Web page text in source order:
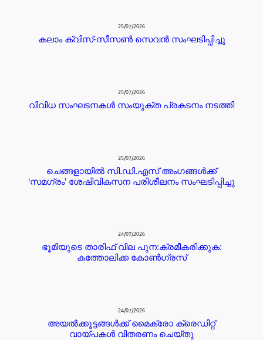
25/07/2026
കലാം ക്വിസ്-സീസൺ സെവൻ സംഘടിപ്പിച്ചു
25/07/2026
വിവിധ സംഘടനകൾ സംയുക്ത പ്രകടനം നടത്തി
25/07/2026
ചെങ്ങളായിൽ സി.ഡി.എസ് അംഗങ്ങൾക്ക്
‘സമഗ്രം’ ശേഷിവികസന പരിശീലനം സംഘടിപ്പിച്ചു
24/07/2026
ഭൂമിയുടെ താരിഫ് വില പുന:ക്രമീകരിക്കുക:
കത്തോലിക്ക കോൺഗ്രസ്
24/07/2026
അയൽക്കൂട്ടങ്ങൾക്ക് മൈക്രോ ക്രെഡിറ്റ്‌
വായ്പകൾ വിതരണം ചെയ്തു